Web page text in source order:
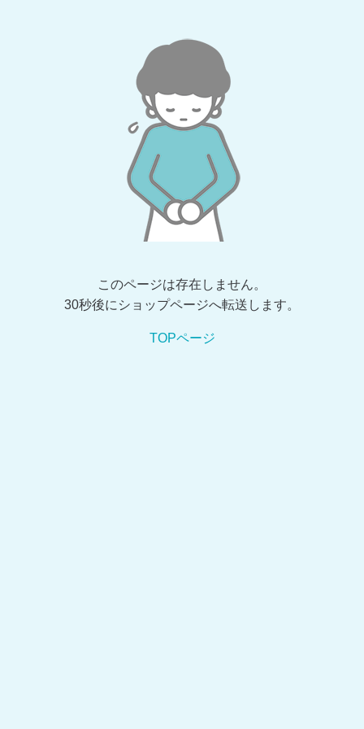
このページは存在しません。
30秒後にショップページへ転送します。
TOPページ